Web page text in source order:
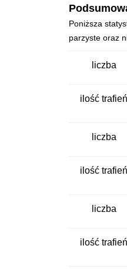
Poniższa
parzyste oraz
liczba
ilość trafień
liczba
ilość trafień
liczba
ilość trafień